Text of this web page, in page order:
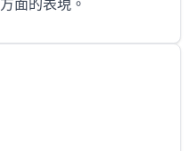
面的表現。